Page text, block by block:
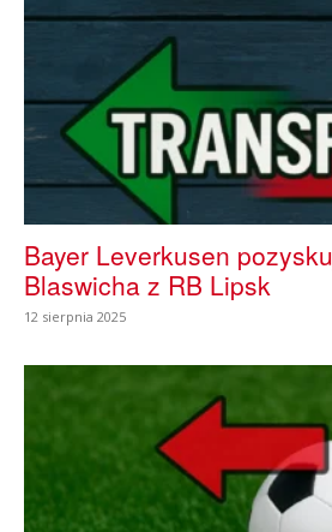
Bayer Leverkusen
Blaswicha z RB Lipsk
12 sierpnia 2025